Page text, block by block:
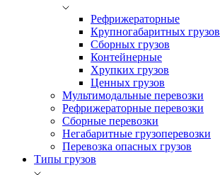
Рефрижераторные
Крупногабаритных грузов
Сборных грузов
Контейнерные
Хрупких грузов
Ценных грузов
Мультимодальные перевозки
Рефрижераторные перевозки
Сборные перевозки
Негабаритные грузоперевозки
Перевозка опасных грузов
Типы грузов